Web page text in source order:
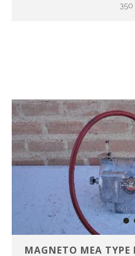
MAGNETO MEA